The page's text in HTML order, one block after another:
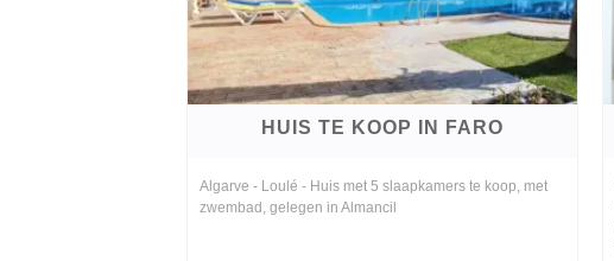
HUIS TE KOOP IN FARO
Algarve - Loulé - Huis met 5 slaapkamers te koop, met
zwembad, gelegen in Almancil